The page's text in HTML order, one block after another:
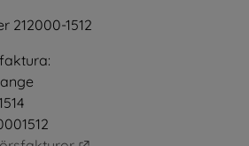
212000-1512